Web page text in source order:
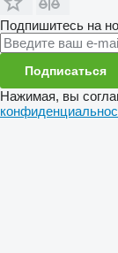
Подпишитесь на
Подписаться
Нажимая, вы